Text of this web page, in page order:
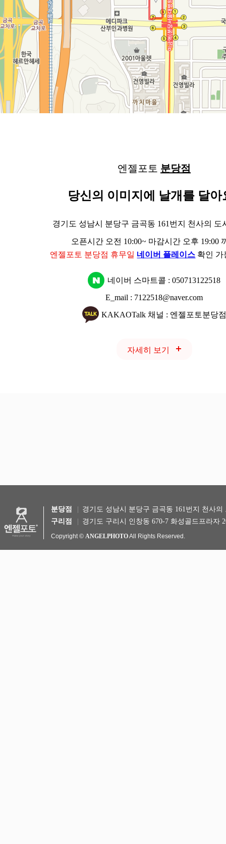
엔젤포토 분당점
당신의 이미지에 날개를 달아
경기도 성남시 분당구 금곡동 161번지 천사의 도
오픈시간 오전 10:00~ 마감시간 오후 19:00
엔젤포토 분당점 휴무일 네이버 플레이스 확인 가
네이버 스마트콜 :050713122518
E_mail : 7122518@naver.com
KAKAOTalk 채널 : 엔젤포토분당
자세히 보기
분당점
경기도 성남시 분당구 금곡동 161번지 천사
구리점
경기도 구리시 인창동 670-7 화성골드프라자
Copyright © ANGELPHOTOAll Rights Reserved.